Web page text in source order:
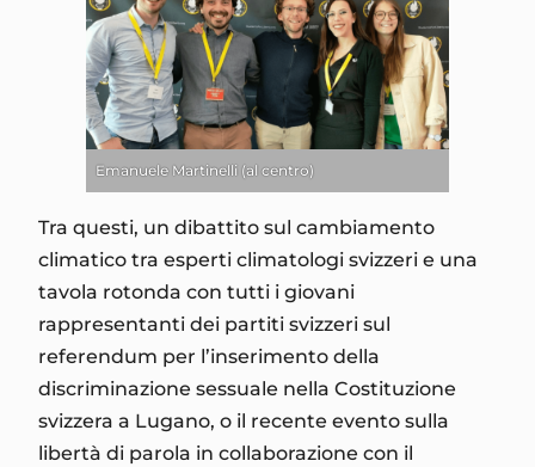
Emanuele Martinelli (al centro)
Tra questi, un dibattito sul cambiamento
climatico tra esperti climatologi svizzeri e una
tavola rotonda con tutti i giovani
rappresentanti dei partiti svizzeri sul
referendum per l’inserimento della
discriminazione sessuale nella Costituzione
svizzera a Lugano, o il recente evento sulla
libertà di parola in collaborazione con il